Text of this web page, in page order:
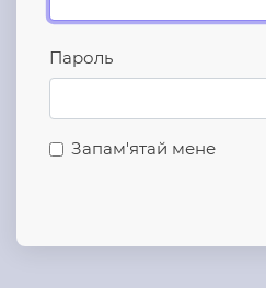
Пароль
Запам'ятай мене